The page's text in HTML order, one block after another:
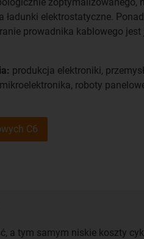
ładunki elektrostatyczne.
prowadnika kablowego jest
produkcja elektroniki,
roboty
C6
a tym samym niskie koszty